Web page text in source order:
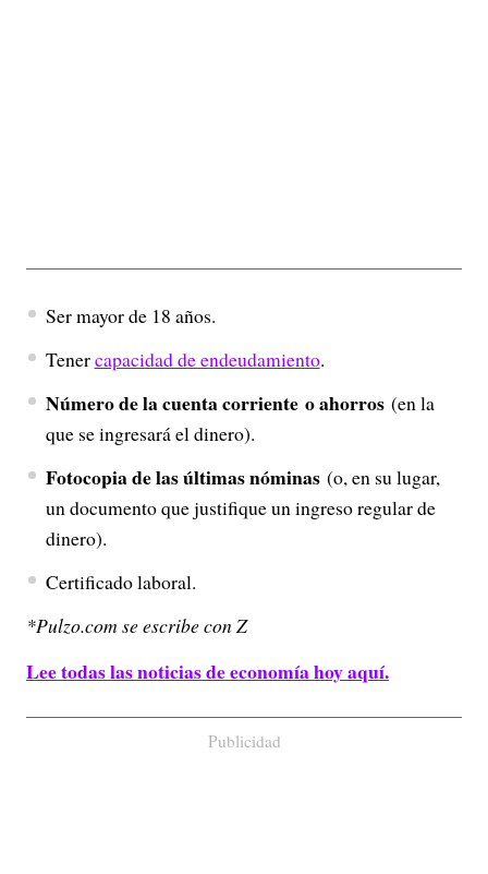
Ser mayor de 18 años.
Tenercapacidad de endeudamiento.
Número de la cuenta corrienteo ahorros (en la
que se ingresará el dinero).
Fotocopia de las últimas nóminas (o, en su lugar,
un documento que justifique un ingreso regular de
dinero).
Certificado laboral.
*Pulzo.com se escribe con Z
Lee todas las noticias de economía hoy aquí.
Publicidad